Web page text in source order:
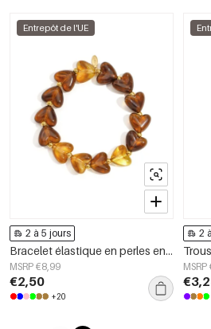
Entrepôt de l'UE
2 à 5 jours
Bracelet élastique en perles en forme de cœur
MSRP €8,99
€2,50
+20
2